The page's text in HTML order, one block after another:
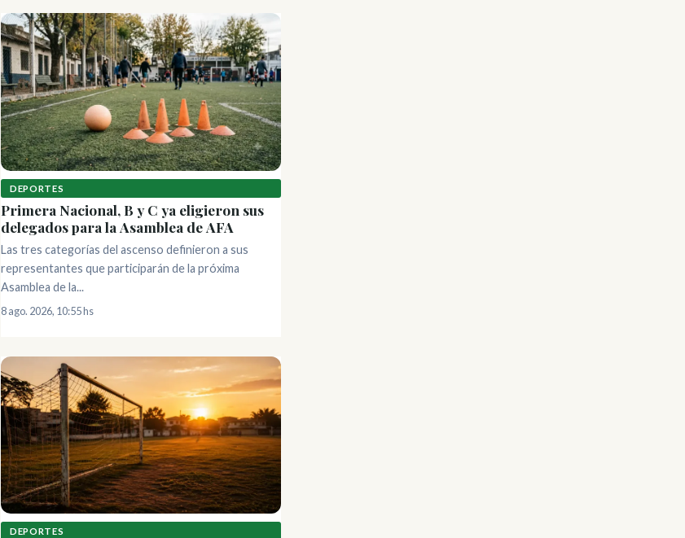
DEPORTES
Primera Nacional, B y C ya eligieron sus
delegados para la Asamblea de AFA
Las tres categorías del ascenso definieron a sus
representantes que participarán de la próxima
Asamblea de la...
8 ago. 2026, 10:55 hs
DEPORTES